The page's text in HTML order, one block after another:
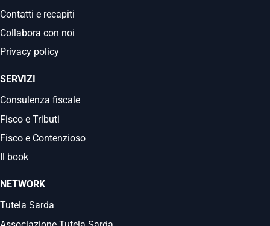
Contatti e recapiti
Collabora con noi
Privacy policy
SERVIZI
Consulenza fiscale
Fisco e Tributi
Fisco e Contenzioso
Il book
NETWORK
Tutela Sarda